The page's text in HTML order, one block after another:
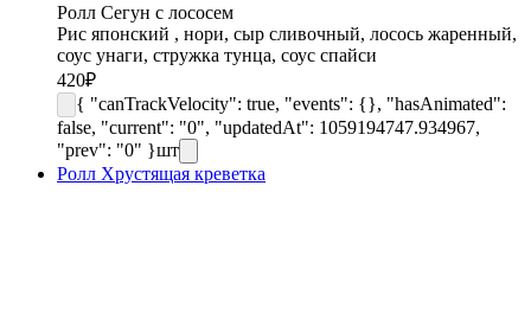
Ролл Сегун с лососем
Рис японский , нори, сыр сливочный, лосось жаренный,
соус унаги, стружка тунца, соус спайси
420₽
{ "canTrackVelocity": true, "events": {}, "hasAnimated":
false, "current": "0", "updatedAt": 1059194747.934967,
"prev": "0" }шт
Ролл Хрустящая креветка